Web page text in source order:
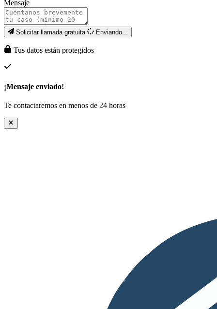
Mensaje
Solicitar llamada gratuita Enviando...
Tus datos están protegidos
¡Mensaje enviado!
Te contactaremos en menos de 24 horas